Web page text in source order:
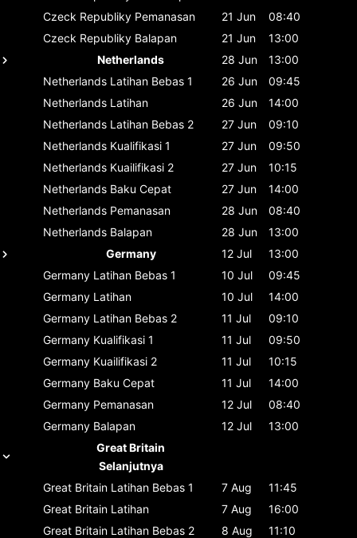
Czeck Republiky Pemanasan 21 Jun
08:40
Czeck Republiky Balapan 21 Jun
13:00
Netherlands
28 Jun
13:00
Netherlands Latihan Bebas 1 26 Jun
09:45
Netherlands Latihan 26 Jun
14:00
Netherlands Latihan Bebas 2 27 Jun
09:10
Netherlands Kualifikasi 1 27 Jun
09:50
Netherlands Kuailifikasi 2 27 Jun
10:15
Netherlands Baku Cepat 27 Jun
14:00
Netherlands Pemanasan 28 Jun
08:40
Netherlands Balapan 28 Jun
13:00
Germany
12 Jul
13:00
Germany Latihan Bebas 1 10 Jul
09:45
Germany Latihan 10 Jul
14:00
Germany Latihan Bebas 2 11 Jul
09:10
Germany Kualifikasi 1 11 Jul
09:50
Germany Kuailifikasi 2 11 Jul
10:15
Germany Baku Cepat 11 Jul
14:00
Germany Pemanasan 12 Jul
08:40
Germany Balapan 12 Jul
13:00
Great Britain
Selanjutnya
Great Britain Latihan Bebas 1 7 Aug
11:45
Great Britain Latihan 7 Aug
16:00
Great Britain Latihan Bebas 2 8 Aug
11:10